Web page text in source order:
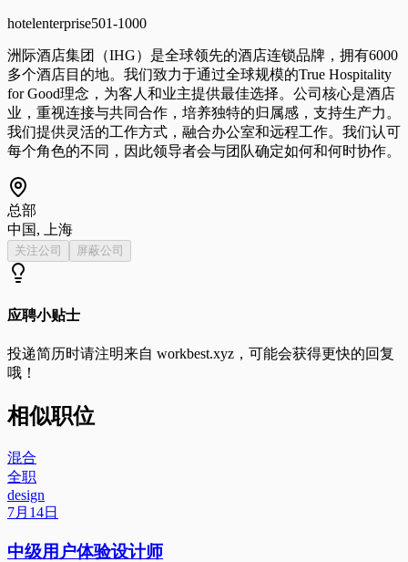
hotelenterprise501-1000
洲际酒店集团（IHG）是全球领先的酒店连锁品牌，拥有6000
多个酒店目的地。我们致力于通过全球规模的True Hospitality
for Good理念，为客人和业主提供最佳选择。公司核心是酒店
业，重视连接与共同合作，培养独特的归属感，支持生产力。
我们提供灵活的工作方式，融合办公室和远程工作。我们认可
每个角色的不同，因此领导者会与团队确定如何和何时协作。
总部
中国, 上海
关注公司 屏蔽公司
应聘小贴士
投递简历时请注明来自 workbest.xyz ，可能会获得更快的回复
哦！
相似职位
混合
全职
design
7月14日
中级用户体验设计师